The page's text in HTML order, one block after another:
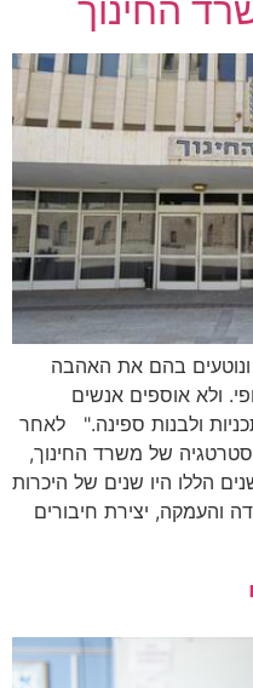
החינוך
ונוטעים בהם את האהבה
ולא אוספים אנשים
ולבנות ספינה." לאחר
של משרד החינוך,
הללו היו שנים של היכרות
והעמקה, יצירת חיבורים